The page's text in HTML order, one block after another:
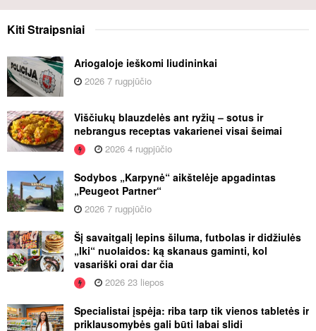
KitiStraipsniai
Ariogaloje ieškomi liudininkai
2026 7 rugpjūčio
Viščiukų blauzdelės ant ryžių – sotus ir
nebrangus receptas vakarienei visai šeimai
2026 4 rugpjūčio
Sodybos „Karpynė“ aikštelėje apgadintas
„Peugeot Partner“
2026 7 rugpjūčio
Šį savaitgalį lepins šiluma, futbolas ir didžiulės
„Iki“ nuolaidos: ką skanaus gaminti, kol
vasariški orai dar čia
2026 23 liepos
Specialistai įspėja: riba tarp tik vienos tabletės ir
priklausomybės gali būti labai slidi